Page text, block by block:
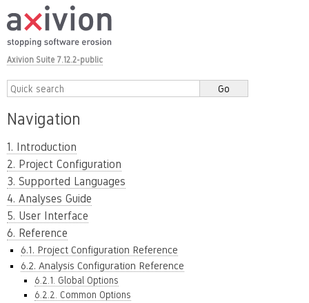
Axivion Suite 7.12.2-public
Navigation
1. Introduction
2. Project Configuration
3. Supported Languages
4. Analyses Guide
5. User Interface
6. Reference
6.1. Project Configuration Reference
6.2. Analysis Configuration Reference
6.2.1. Global Options
6.2.2. Common Options